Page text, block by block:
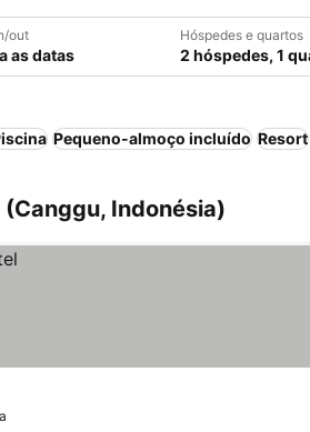
out
as datas
Hóspedes e quartos
2 hóspedes, 1
Pequeno-almoço incluído Resort
Indonésia)